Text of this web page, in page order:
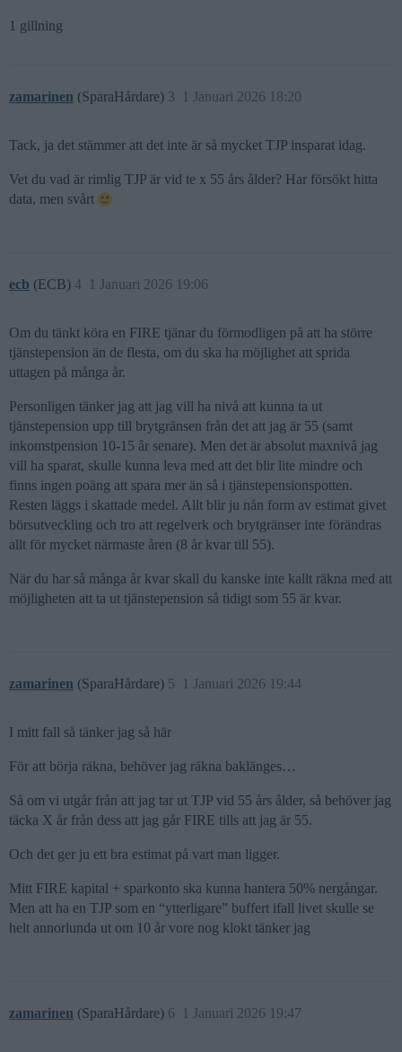
1 gillning
zamarinen (SparaHårdare) 1 Januari 2026 18:20
3
Tack, ja det stämmer att det inte är så mycket TJP insparat idag.
Vet du vad är rimlig TJP är vid te x 55 års ålder? Har försökt hitta
data, men svårt
ecb (ECB) 1 Januari 2026 19:06
4
Om du tänkt köra en FIRE tjänar du förmodligen på att ha större
tjänstepension än de flesta, om du ska ha möjlighet att sprida
uttagen på många år.
Personligen tänker jag att jag vill ha nivå att kunna ta ut
tjänstepension upp till brytgränsen från det att jag är 55 (samt
inkomstpension 10-15 år senare). Men det är absolut maxnivå jag
vill ha sparat, skulle kunna leva med att det blir lite mindre och
finns ingen poäng att spara mer än så i tjänstepensionspotten.
Resten läggs i skattade medel. Allt blir ju nån form av estimat givet
börsutveckling och tro att regelverk och brytgränser inte förändras
allt för mycket närmaste åren (8 år kvar till 55).
När du har så många år kvar skall du kanske inte kallt räkna med att
möjligheten att ta ut tjänstepension så tidigt som 55 är kvar.
zamarinen (SparaHårdare) 1 Januari 2026 19:44
5
I mitt fall så tänker jag så här
För att börja räkna, behöver jag räkna baklänges…
Så om vi utgår från att jag tar ut TJP vid 55 års ålder, så behöver jag
täcka X år från dess att jag går FIRE tills att jag är 55.
Och det ger ju ett bra estimat på vart man ligger.
Mitt FIRE kapital + sparkonto ska kunna hantera 50% nergångar.
Men att ha en TJP som en “ytterligare” buffert ifall livet skulle se
helt annorlunda ut om 10 år vore nog klokt tänker jag
zamarinen (SparaHårdare) 1 Januari 2026 19:47
6